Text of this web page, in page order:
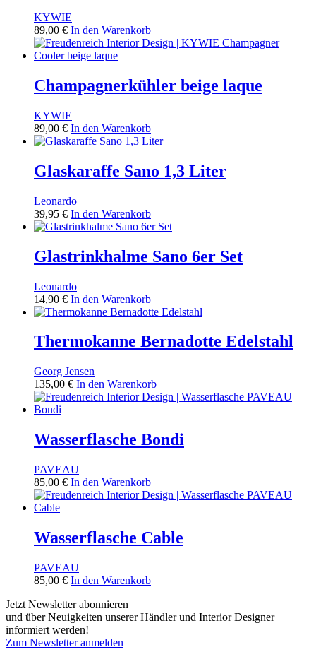
KYWIE
89,00 € In den Warenkorb
Champagnerkühler beige laque
KYWIE
89,00 € In den Warenkorb
Glaskaraffe Sano 1,3 Liter
Leonardo
39,95 € In den Warenkorb
Glastrinkhalme Sano 6er Set
Leonardo
14,90 € In den Warenkorb
Thermokanne Bernadotte Edelstahl
Georg Jensen
135,00 € In den Warenkorb
Wasserflasche Bondi
PAVEAU
85,00 € In den Warenkorb
Wasserflasche Cable
PAVEAU
85,00 € In den Warenkorb
Jetzt Newsletter abonnieren
und über Neuigkeiten unserer Händler und Interior Designer
informiert werden!
Zum Newsletter anmelden